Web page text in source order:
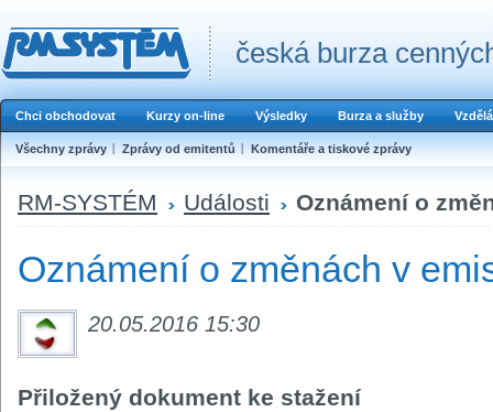
česká burza
Chci obchodovat Kurzy on-line Výsledky Burza a služby
Všechny zprávy Zprávy od emitentů Komentáře a tiskové zprávy
RM-SYSTÉM Události Oznámení o
Oznámení o změnách v
20.05.2016 15:30
Přiložený dokument ke stažení